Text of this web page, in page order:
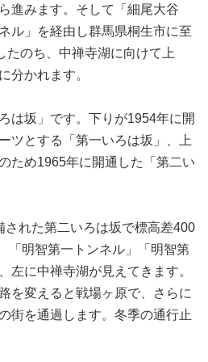
進みます。そして「細尾大谷
ル」を経由し群馬県桐生市に至
たのち、中禅寺湖に向けて上
分かれます。
は坂」です。下りが1954年に開
ツとする「第一いろは坂」、上
ため1965年に開通した「第二い
された第二いろは坂で標高差400
「明智第一トンネル」「明智第
左に中禅寺湖が見えてきます。
を変えると戦場ヶ原で、さらに
街を通過します。冬季の通行止